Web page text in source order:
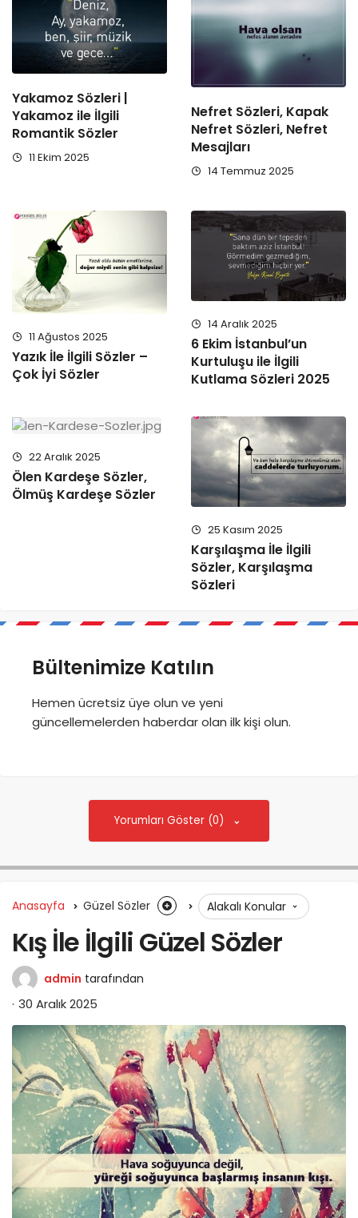
Yakamoz Sözleri |
Yakamoz ile İlgili
Romantik Sözler
11 Ekim 2025
Nefret Sözleri, Kapak
Nefret Sözleri, Nefret
Mesajları
14 Temmuz 2025
11 Ağustos 2025
Yazık İle İlgili Sözler –
Çok İyi Sözler
14 Aralık 2025
6 Ekim İstanbul’un
Kurtuluşu ile İlgili
Kutlama Sözleri 2025
22 Aralık 2025
Ölen Kardeşe Sözler,
Ölmüş Kardeşe Sözler
25 Kasım 2025
Karşılaşma İle İlgili
Sözler, Karşılaşma
Sözleri
Bültenimize Katılın
Hemen ücretsiz üye olun ve yeni
güncellemelerden haberdar olan ilk kişi olun.
Yorumları Göster (0)
Anasayfa Güzel Sözler Alakalı Konular
Kış İle İlgili Güzel Sözler
admin tarafından
30 Aralık 2025